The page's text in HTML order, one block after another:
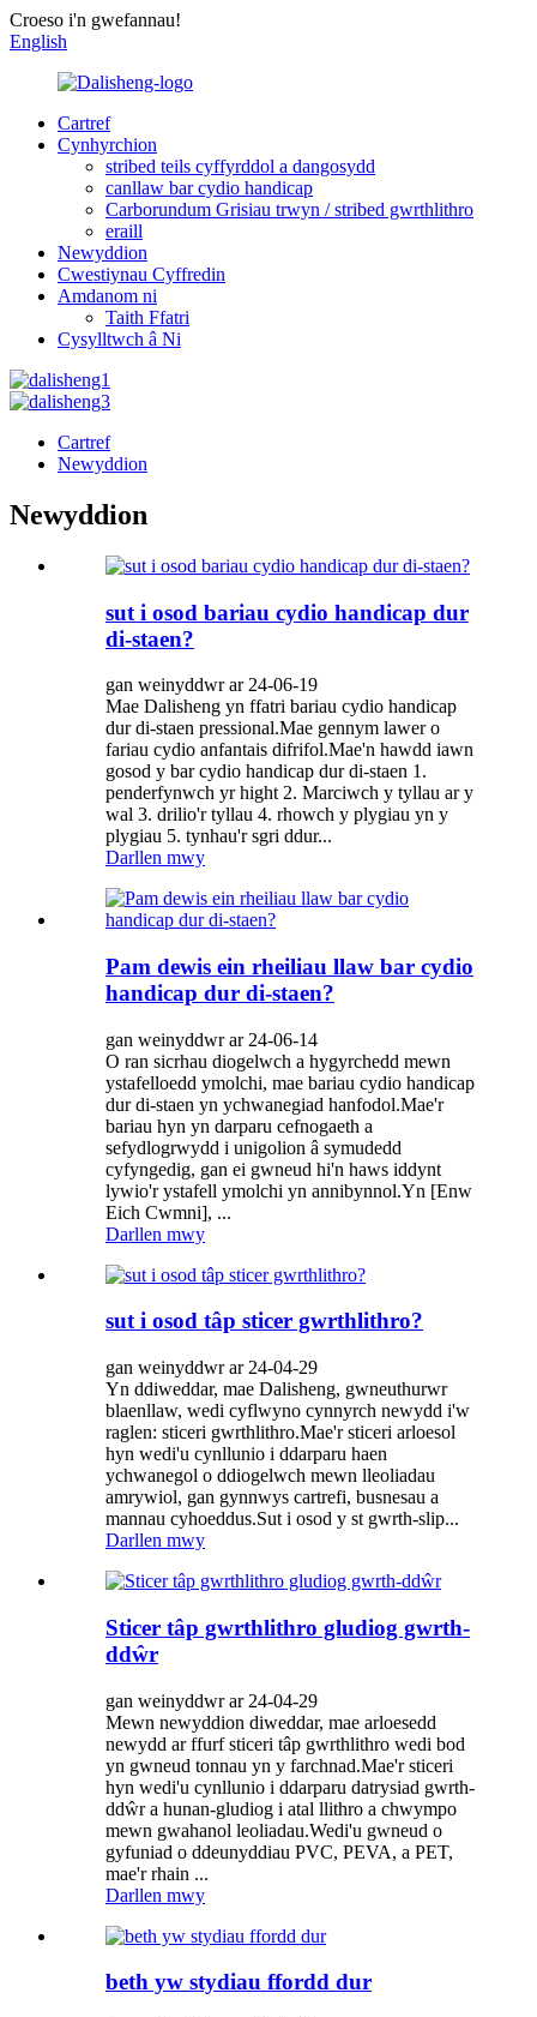
Croeso i'n gwefannau!
English
Cartref
Cynhyrchion
stribed teils cyffyrddol a dangosydd
canllaw bar cydio handicap
Carborundum Grisiau trwyn / stribed gwrthlithro
eraill
Newyddion
Cwestiynau Cyffredin
Amdanom ni
Taith Ffatri
Cysylltwch â Ni
Cartref
Newyddion
Newyddion
sut i osod bariau cydio handicap dur
di-staen?
gan weinyddwr ar 24-06-19
Mae Dalisheng yn ffatri bariau cydio handicap
dur di-staen pressional.Mae gennym lawer o
fariau cydio anfantais difrifol.Mae'n hawdd iawn
gosod y bar cydio handicap dur di-staen 1.
penderfynwch yr hight 2. Marciwch y tyllau ar y
wal 3. drilio'r tyllau 4. rhowch y plygiau yn y
plygiau 5. tynhau'r sgri ddur...
Darllen mwy
Pam dewis ein rheiliau llaw bar cydio
handicap dur di-staen?
gan weinyddwr ar 24-06-14
O ran sicrhau diogelwch a hygyrchedd mewn
ystafelloedd ymolchi, mae bariau cydio handicap
dur di-staen yn ychwanegiad hanfodol.Mae'r
bariau hyn yn darparu cefnogaeth a
sefydlogrwydd i unigolion â symudedd
cyfyngedig, gan ei gwneud hi'n haws iddynt
lywio'r ystafell ymolchi yn annibynnol.Yn [Enw
Eich Cwmni], ...
Darllen mwy
sut i osod tâp sticer gwrthlithro?
gan weinyddwr ar 24-04-29
Yn ddiweddar, mae Dalisheng, gwneuthurwr
blaenllaw, wedi cyflwyno cynnyrch newydd i'w
raglen: sticeri gwrthlithro.Mae'r sticeri arloesol
hyn wedi'u cynllunio i ddarparu haen
ychwanegol o ddiogelwch mewn lleoliadau
amrywiol, gan gynnwys cartrefi, busnesau a
mannau cyhoeddus.Sut i osod y st gwrth-slip...
Darllen mwy
Sticer tâp gwrthlithro gludiog gwrth-
ddŵr
gan weinyddwr ar 24-04-29
Mewn newyddion diweddar, mae arloesedd
newydd ar ffurf sticeri tâp gwrthlithro wedi bod
yn gwneud tonnau yn y farchnad.Mae'r sticeri
hyn wedi'u cynllunio i ddarparu datrysiad gwrth-
ddŵr a hunan-gludiog i atal llithro a chwympo
mewn gwahanol leoliadau.Wedi'u gwneud o
gyfuniad o ddeunyddiau PVC, PEVA, a PET,
mae'r rhain ...
Darllen mwy
beth yw stydiau ffordd dur